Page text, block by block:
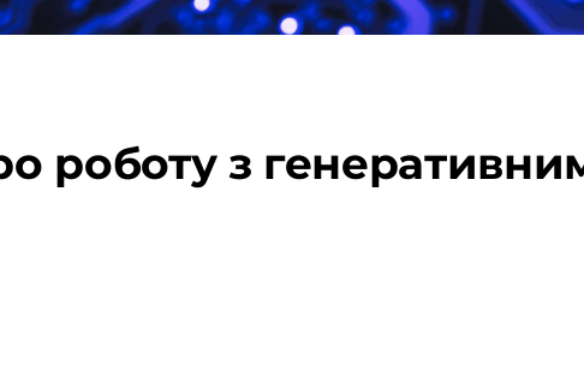
роботу з